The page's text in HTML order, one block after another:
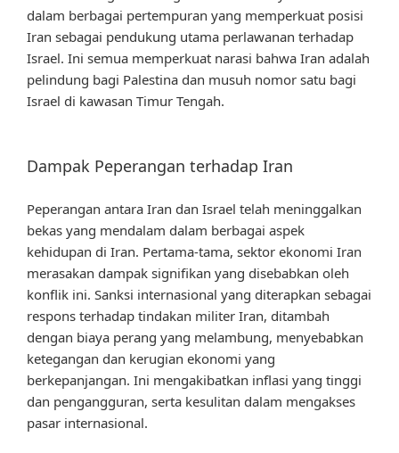
dalam berbagai pertempuran yang memperkuat posisi
Iran sebagai pendukung utama perlawanan terhadap
Israel. Ini semua memperkuat narasi bahwa Iran adalah
pelindung bagi Palestina dan musuh nomor satu bagi
Israel di kawasan Timur Tengah.
Dampak Peperangan terhadap Iran
Peperangan antara Iran dan Israel telah meninggalkan
bekas yang mendalam dalam berbagai aspek
kehidupan di Iran. Pertama-tama, sektor ekonomi Iran
merasakan dampak signifikan yang disebabkan oleh
konflik ini. Sanksi internasional yang diterapkan sebagai
respons terhadap tindakan militer Iran, ditambah
dengan biaya perang yang melambung, menyebabkan
ketegangan dan kerugian ekonomi yang
berkepanjangan. Ini mengakibatkan inflasi yang tinggi
dan pengangguran, serta kesulitan dalam mengakses
pasar internasional.